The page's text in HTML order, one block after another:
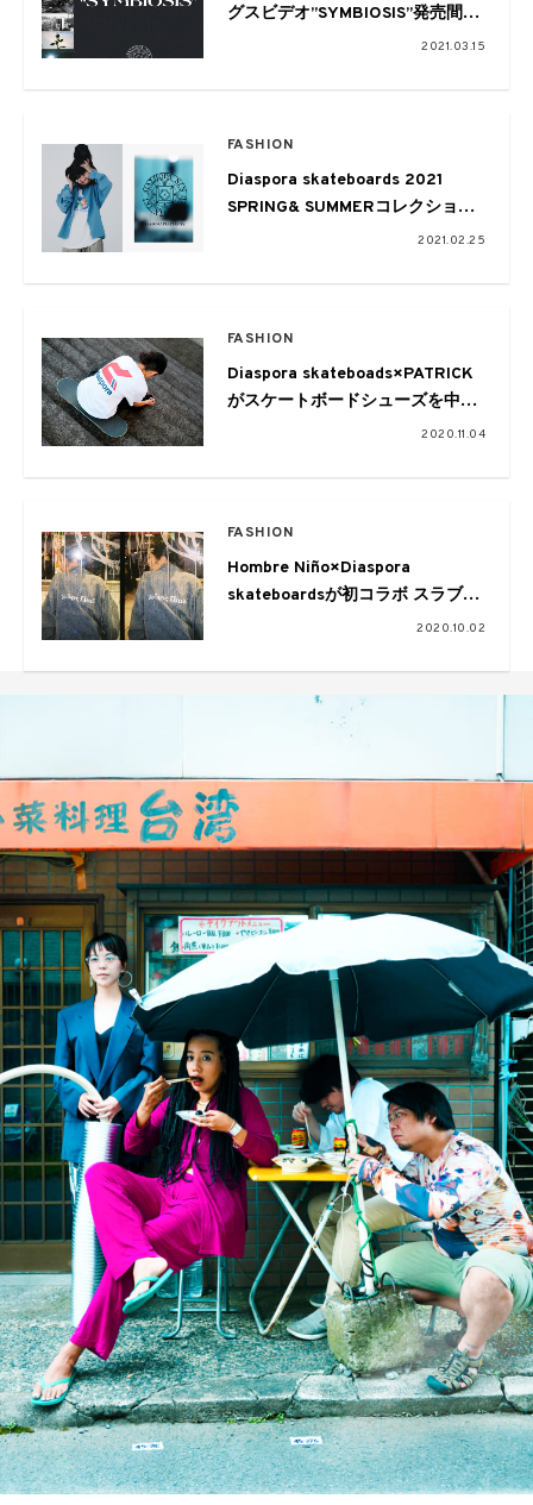
グスビデオ”SYMBIOSIS”発売間近
オリジナルサウンドトラックも発
2021.03.15
FASHION
Diaspora skateboards 2021
SPRING& SUMMERコレクション
2021.02.25
FASHION
Diaspora skateboads×PATRICK
がスケートボードシューズを中心
としたカプセルコレクションを発
2020.11.04
FASHION
Hombre Niño×Diaspora
skateboardsが初コラボ スラブデ
ニムのセットアップを中心とした
2020.10.02